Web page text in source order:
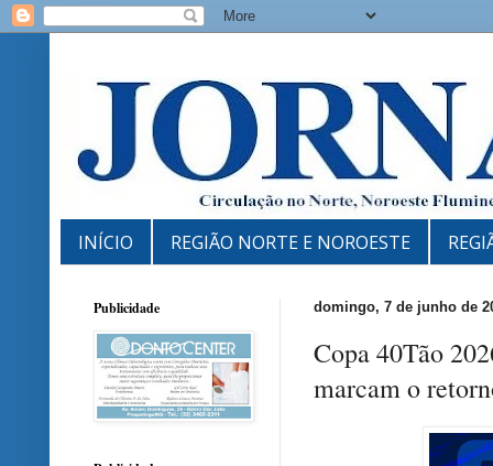
INÍCIO REGIÃO NORTE E NOROESTE
domingo, 7 de junho de
Copa 40Tão
marcam o
Publicidade